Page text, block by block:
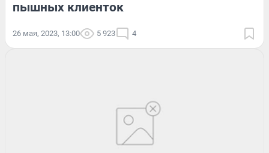
пышных клиенток
26 мая, 2023, 13:00 5 923 4